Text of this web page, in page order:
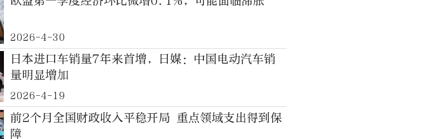
2026-4-30
日本进口车销量7年来首增，日媒：中国电动汽车销
量明显增加
2026-4-19
前2个月全国财政收入平稳开局 重点领域支出得到保
障